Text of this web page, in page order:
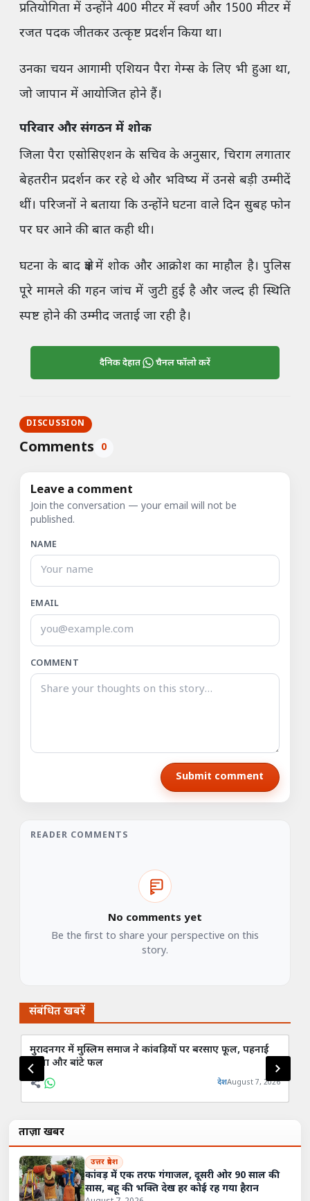
प्रतियोगिता में उन्होंने 400 मीटर में स्वर्ण और 1500 मीटर में
रजत पदक जीतकर उत्कृष्ट प्रदर्शन किया था।
उनका चयन आगामी एशियन पैरा गेम्स के लिए भी हुआ था,
जो जापान में आयोजित होने हैं।
परिवार और संगठन में शोक
जिला पैरा एसोसिएशन के सचिव के अनुसार, चिराग लगातार
बेहतरीन प्रदर्शन कर रहे थे और भविष्य में उनसे बड़ी उम्मीदें
थीं। परिजनों ने बताया कि उन्होंने घटना वाले दिन सुबह फोन
पर घर आने की बात कही थी।
घटना के बाद क्षेत्र में शोक और आक्रोश का माहौल है। पुलिस
पूरे मामले की गहन जांच में जुटी हुई है और जल्द ही स्थिति
स्पष्ट होने की उम्मीद जताई जा रही है।
दैनिक देहात चैनल फॉलो करें
DISCUSSION
Comments 0
Leave a comment
Join the conversation — your email will not be
published.
NAME
EMAIL
COMMENT
Submit comment
READER COMMENTS
No comments yet
Be the first to share your perspective on this
story.
संबंधित खबरें
मुरादनगर में मुस्लिम समाज ने कांवड़ियों पर बरसाए फूल, पहनाई
माला और बांटे फल
देशAugust 7, 2026
ताज़ा खबरें
उत्तर प्रदेश
कांवड़ में एक तरफ गंगाजल, दूसरी ओर 90 साल की
सास, बहू की भक्ति देख हर कोई रह गया हैरान